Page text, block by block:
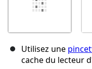
Utilisez une
cache du lecteur